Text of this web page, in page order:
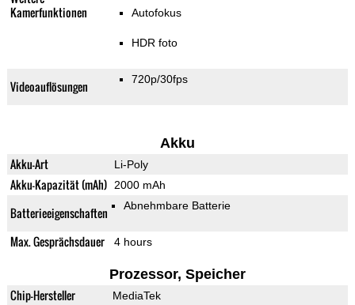
Kamerfunktionen
Autofokus
HDR foto
Videoauflösungen 720p/30fps
Akku
Akku-Art Li-Poly
Akku-Kapazität (mAh) 2000 mAh
Batterieeigenschaften Abnehmbare Batterie
Max. Gesprächsdauer 4 hours
Prozessor, Speicher
Chip-Hersteller MediaTek